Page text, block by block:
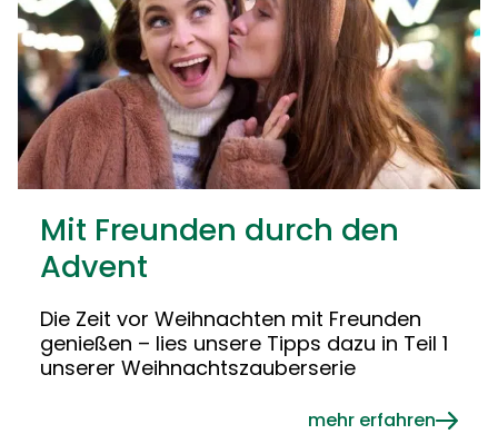
Mit Freunden durch den
Advent
Die Zeit vor Weihnachten mit Freunden
genießen – lies unsere Tipps dazu in Teil 1
unserer Weihnachtszauberserie
mehr erfahren